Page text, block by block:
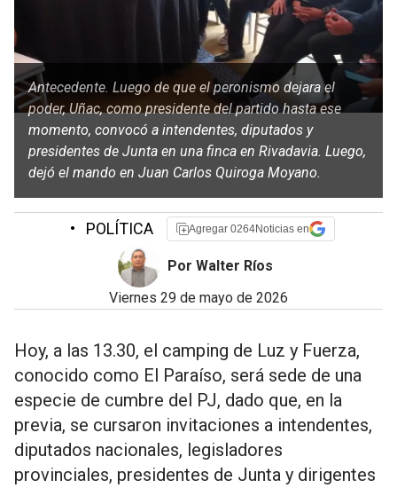
Antecedente. Luego de que el peronismo dejara el
poder, Uñac, como presidente del partido hasta ese
momento, convocó a intendentes, diputados y
presidentes de Junta en una finca en Rivadavia. Luego,
dejó el mando en Juan Carlos Quiroga Moyano.
• POLÍTICA Agregar 0264Noticias en
Por Walter Ríos
viernes 29 de mayo de 2026
Hoy, a las 13.30, el camping de Luz y Fuerza,
conocido como El Paraíso, será sede de una
especie de cumbre del PJ, dado que, en la
previa, se cursaron invitaciones a intendentes,
diputados nacionales, legisladores
provinciales, presidentes de Junta y dirigentes